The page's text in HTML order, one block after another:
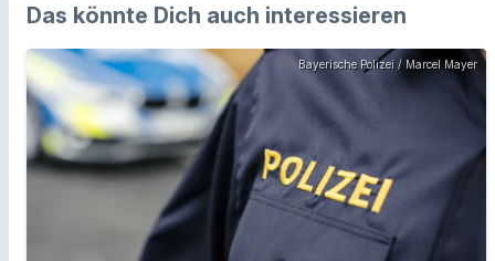
Das könnte Dich auch interessieren
Bayerische Polizei / Marcel Mayer